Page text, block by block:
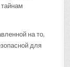
на то,
для